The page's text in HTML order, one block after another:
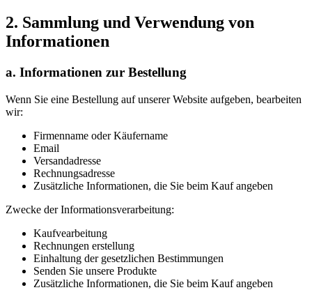
2. Sammlung und Verwendung von
Informationen
a. Informationen zur Bestellung
Wenn Sie eine Bestellung auf unserer Website aufgeben, bearbeiten
wir:
Firmenname oder Käufername
Email
Versandadresse
Rechnungsadresse
Zusätzliche Informationen, die Sie beim Kauf angeben
Zwecke der Informationsverarbeitung:
Kaufvearbeitung
Rechnungen erstellung
Einhaltung der gesetzlichen Bestimmungen
Senden Sie unsere Produkte
Zusätzliche Informationen, die Sie beim Kauf angeben